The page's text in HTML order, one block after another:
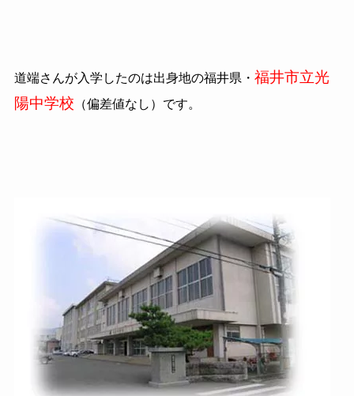
道端さんが入学したのは出身地の福井県・ 福井市立光
陽中学校 （偏差値なし）です。